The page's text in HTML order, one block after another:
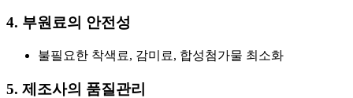
4. 부원료의 안전성
불필요한 착색료, 감미료, 합성첨가물 최소화
5. 제조사의 품질관리